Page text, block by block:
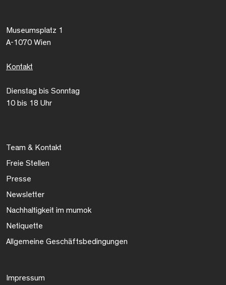
Museumsplatz 1
A-1070 Wien
Kontakt
Dienstag bis Sonntag
10 bis 18 Uhr
Team & Kontakt
Freie Stellen
Presse
Newsletter
Nachhaltigkeit im mumok
Netiquette
Allgemeine Geschäftsbedingungen
Impressum